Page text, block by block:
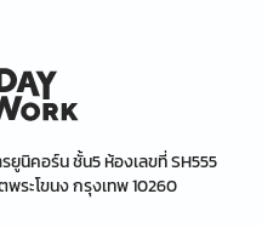
ยูนิคอร์น ชั้น5 ห้องเลขที่ SH555
ระโขนง กรุงเทพ 10260